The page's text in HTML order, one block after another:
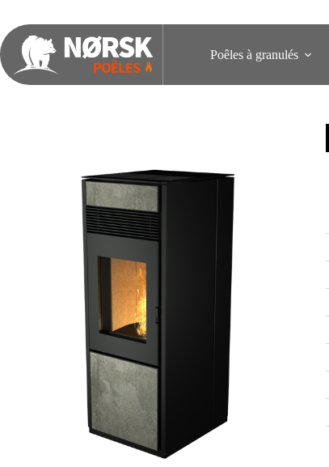
Poêles à granulés